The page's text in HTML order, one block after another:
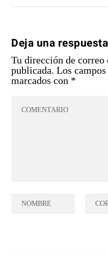
Deja una respuesta
Tu dirección de correo
publicada. Los
marcados con *